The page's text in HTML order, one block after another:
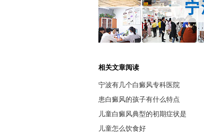
相关文章阅读
宁波有几个白癜风专科医院
患白癜风的孩子有什么特点
儿童白癜风典型的初期症状是
儿童怎么饮食好